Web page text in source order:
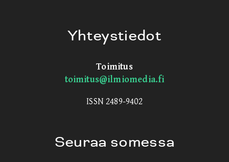
Yhteystiedot
Toimitus
toimitus@ilmiomedia.fi
ISSN 2489-9402
Seuraa somessa